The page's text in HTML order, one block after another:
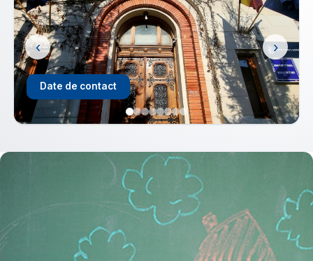
Structură an școlar 2026 - 2027
‹ ›